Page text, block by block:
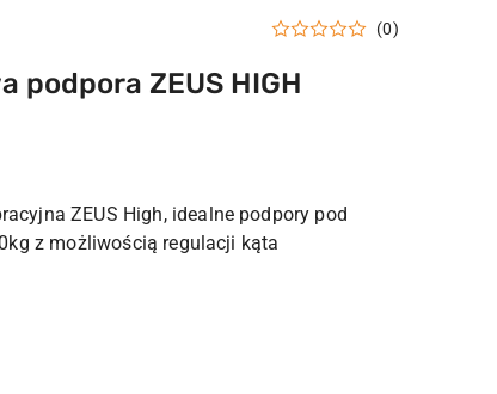
(0)
podpora ZEUS HIGH
ZEUS High, idealne podpory pod
z możliwością regulacji kąta